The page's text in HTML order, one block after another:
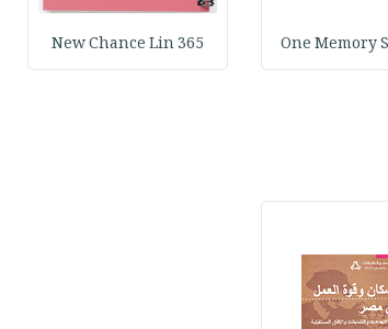
One Memory
365 New Chance Lin